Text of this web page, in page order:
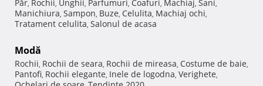
Păr, Rochii, Unghii, Parfumuri, Coafuri, Machiaj, Sani,
Manichiura, Sampon, Buze, Celulita, Machiaj ochi,
Tratament celulita, Salonul de acasa
Modă
Rochii, Rochii de seara, Rochii de mireasa, Costume de baie,
Pantofi, Rochii elegante, Inele de logodna, Verighete,